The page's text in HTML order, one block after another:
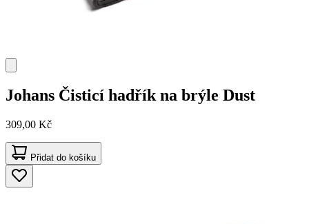
Johans Čisticí hadřík na brýle Dust
309,00 Kč
Přidat do košíku